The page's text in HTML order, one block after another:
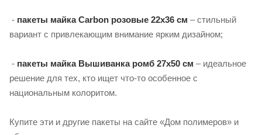
- пакеты майка Carbon розовые 22х36 см – стильный
вариант с привлекающим внимание ярким дизайном;
- пакеты майка Вышиванка ромб 27х50 см – идеальное
решение для тех, кто ищет что-то особенное с
национальным колоритом.
Купите эти и другие пакеты на сайте «Дом полимеров» и